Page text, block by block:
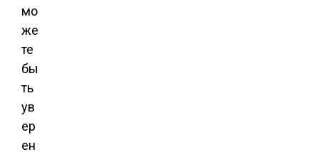
мо
же
те
бы
ть
ув
ер
ен